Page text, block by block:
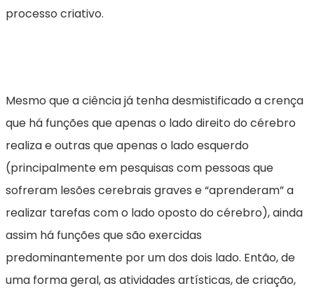
processo criativo.
Mesmo que a ciência já tenha desmistificado a crença
que há funções que apenas o lado direito do cérebro
realiza e outras que apenas o lado esquerdo
(principalmente em pesquisas com pessoas que
sofreram lesões cerebrais graves e “aprenderam” a
realizar tarefas com o lado oposto do cérebro), ainda
assim há funções que são exercidas
predominantemente por um dos dois lado. Então, de
uma forma geral, as atividades artísticas, de criação,